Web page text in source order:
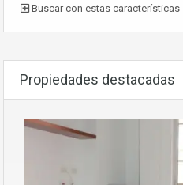
Buscar con estas características
Propiedades destacadas